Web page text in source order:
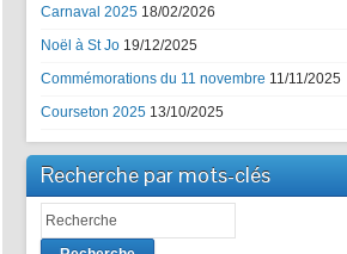
Carnaval 2025 18/02/2026
Noël à St Jo 19/12/2025
Commémorations du 11 novembre 11/11/2025
Courseton 2025 13/10/2025
Recherche par mots-clés